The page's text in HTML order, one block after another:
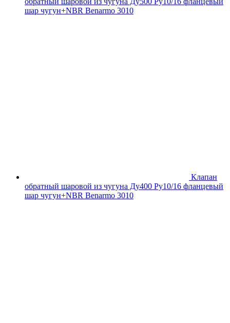
шар чугун+NBR Benarmo 3010
Клапан
обратный шаровой из чугуна Ду400 Ру10/16 фланцевый
шар чугун+NBR Benarmo 3010